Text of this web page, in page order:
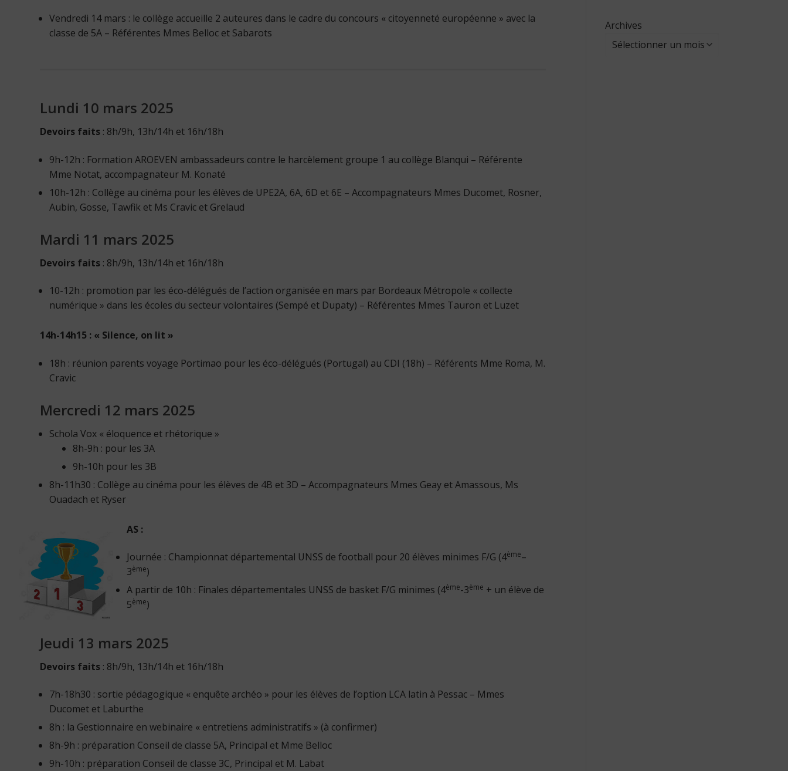
Vendredi 14 mars : le collège accueille 2 auteures dans le cadre du concours « citoyenneté européenne » avec la
classe de 5A – Référentes Mmes Belloc et Sabarots
Lundi 10 mars 2025
Devoirs faits : 8h/9h, 13h/14h et 16h/18h
9h-12h : Formation AROEVEN ambassadeurs contre le harcèlement groupe 1 au collège Blanqui – Référente
Mme Notat, accompagnateur M. Konaté
10h-12h : Collège au cinéma pour les élèves de UPE2A, 6A, 6D et 6E – Accompagnateurs Mmes Ducomet, Rosner,
Aubin, Gosse, Tawfik et Ms Cravic et Grelaud
Mardi 11 mars 2025
Devoirs faits : 8h/9h, 13h/14h et 16h/18h
10-12h : promotion par les éco-délégués de l’action organisée en mars par Bordeaux Métropole « collecte
numérique » dans les écoles du secteur volontaires (Sempé et Dupaty) – Référentes Mmes Tauron et Luzet
14h-14h15 : « Silence, on lit »
18h : réunion parents voyage Portimao pour les éco-délégués (Portugal) au CDI (18h) – Référents Mme Roma, M.
Cravic
Mercredi 12 mars 2025
Schola Vox « éloquence et rhétorique »
8h-9h : pour les 3A
9h-10h pour les 3B
8h-11h30 : Collège au cinéma pour les élèves de 4B et 3D – Accompagnateurs Mmes Geay et Amassous, Ms
Ouadach et Ryser
AS :
Journée : Championnat départemental UNSS de football pour 20 élèves minimes F/G (4ème–
3ème)
A partir de 10h : Finales départementales UNSS de basket F/G minimes (4ème-3ème + un élève de
5ème)
Jeudi 13 mars 2025
Devoirs faits : 8h/9h, 13h/14h et 16h/18h
7h-18h30 : sortie pédagogique « enquête archéo » pour les élèves de l’option LCA latin à Pessac – Mmes
Ducomet et Laburthe
8h : la Gestionnaire en webinaire « entretiens administratifs » (à confirmer)
8h-9h : préparation Conseil de classe 5A, Principal et Mme Belloc
9h-10h : préparation Conseil de classe 3C, Principal et M. Labat
Archives